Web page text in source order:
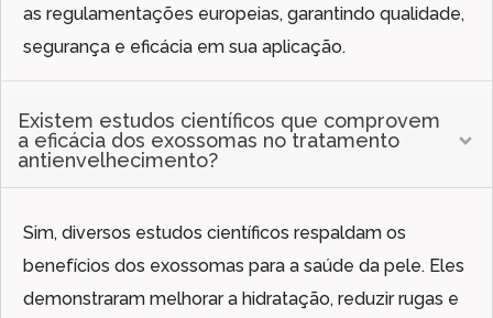
as regulamentações europeias, garantindo qualidade,
segurança e eficácia em sua aplicação.
Existem estudos científicos que comprovem
a eficácia dos exossomas no tratamento
antienvelhecimento?
Sim, diversos estudos científicos respaldam os
benefícios dos exossomas para a saúde da pele. Eles
demonstraram melhorar a hidratação, reduzir rugas e